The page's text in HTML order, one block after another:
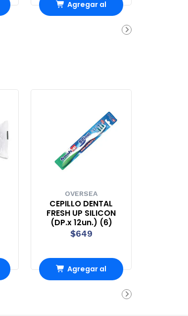
Agregar al
OVERSEA
CEPILLO DENTAL
FRESH UP SILICON
(DP.x 12un.) (6)
$649
Agregar al